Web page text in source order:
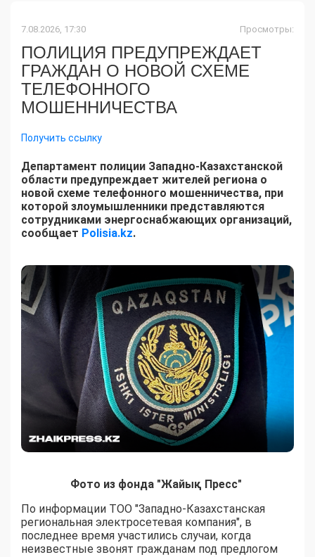
7.08.2026, 17:30 Просмотры:
ПОЛИЦИЯ ПРЕДУПРЕЖДАЕТ
ГРАЖДАН О НОВОЙ СХЕМЕ
ТЕЛЕФОННОГО
МОШЕННИЧЕСТВА
Получить ссылку
Департамент полиции Западно-Казахстанской
области предупреждает жителей региона о
новой схеме телефонного мошенничества, при
которой злоумышленники представляются
сотрудниками энергоснабжающих организаций,
сообщает Polisia.kz.
Фото из фонда "Жайық Пресс"
По информации ТОО "Западно-Казахстанская
региональная электросетевая компания", в
последнее время участились случаи, когда
неизвестные звонят гражданам под предлогом